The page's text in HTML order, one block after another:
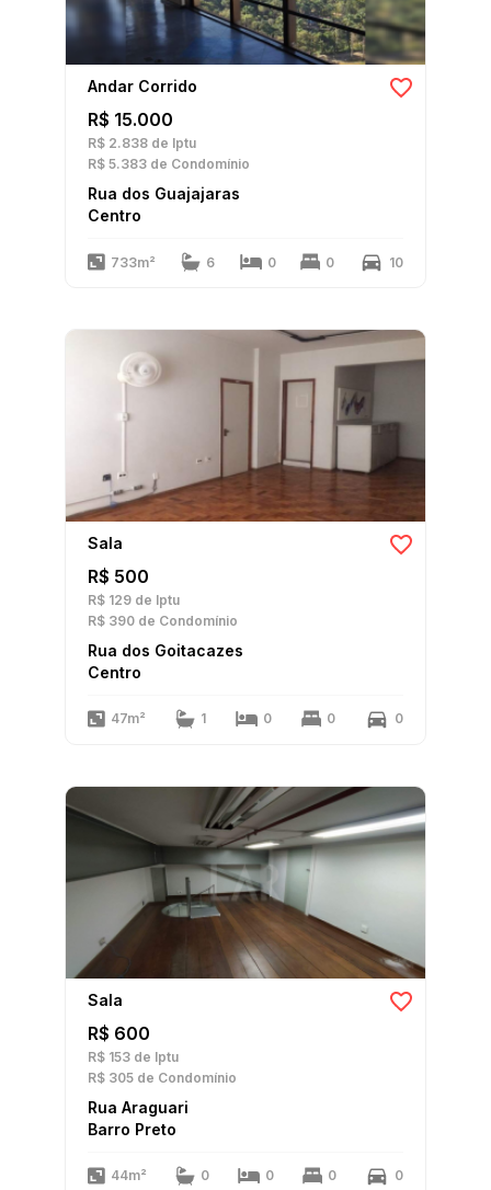
Andar Corrido
R$ 15.000
R$ 2.838 de Iptu
R$ 5.383 de Condomínio
Rua dos Guajajaras
Centro
733m² 6 0 0 10
Sala
R$ 500
R$ 129 de Iptu
R$ 390 de Condomínio
Rua dos Goitacazes
Centro
47m² 1 0 0 0
Sala
R$ 600
R$ 153 de Iptu
R$ 305 de Condomínio
Rua Araguari
Barro Preto
44m² 0 0 0 0